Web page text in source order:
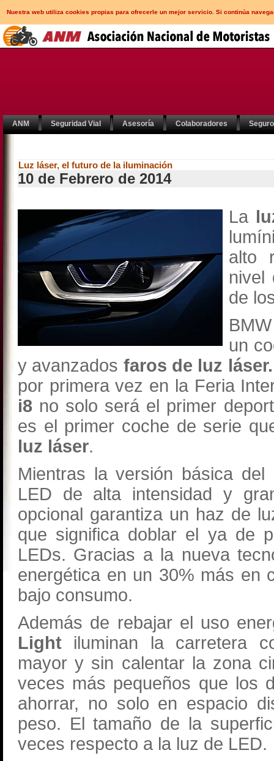
Nuestra web utiliza cookies propias para ofrecerle un mejor servicio. Si continúa
ANM Seguridad Vial Asesoría Colaboradores
Luz láser, el futuro de la iluminación
10 de Febrero de 2014
La
alto
nivel
de
un
y avanzados faros de luz
por primera vez en la Feria
i8 no solo será el primer
es el primer coche de serie
luz láser.
Mientras la versión básica
LED de alta intensidad y
opcional garantiza un haz de
que significa doblar el ya de
LEDs. Gracias a la nueva
energética en un 30% más en
bajo consumo.
Además de rebajar el uso
Light iluminan la carretera
mayor y sin calentar la zona
veces más pequeños que los
ahorrar, no solo en espacio
peso. El tamaño de la
veces respecto a la luz de LED.